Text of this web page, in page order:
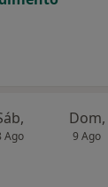
Ago
Dom,
9 Ago